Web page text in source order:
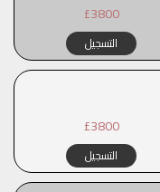
£3800
التسجيل
£3800
التسجيل